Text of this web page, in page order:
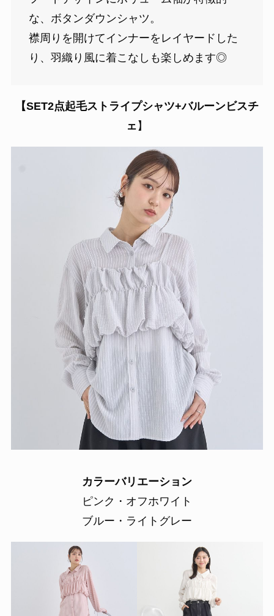
な、ボタンダウンシャツ。
襟周りを開けてインナーをレイヤードした
り、羽織り風に着こなしも楽しめます◎
【SET2点起毛ストライプシャツ+バルーンビスチ
ェ 】
カラーバリエーション
ピンク・オフホワイト
ブルー・ライトグレー